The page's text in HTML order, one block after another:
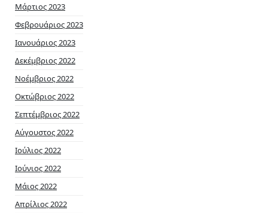
Μάρτιος 2023
Φεβρουάριος 2023
Ιανουάριος 2023
Δεκέμβριος 2022
Νοέμβριος 2022
Οκτώβριος 2022
Σεπτέμβριος 2022
Αύγουστος 2022
Ιούλιος 2022
Ιούνιος 2022
Μάιος 2022
Απρίλιος 2022